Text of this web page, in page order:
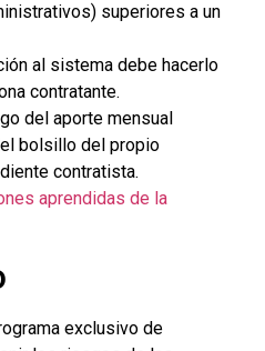
superiores a un
al sistema debe hacerlo
contratante.
del aporte mensual
bolsillo del propio
contratista.
aprendidas de la
exclusivo de